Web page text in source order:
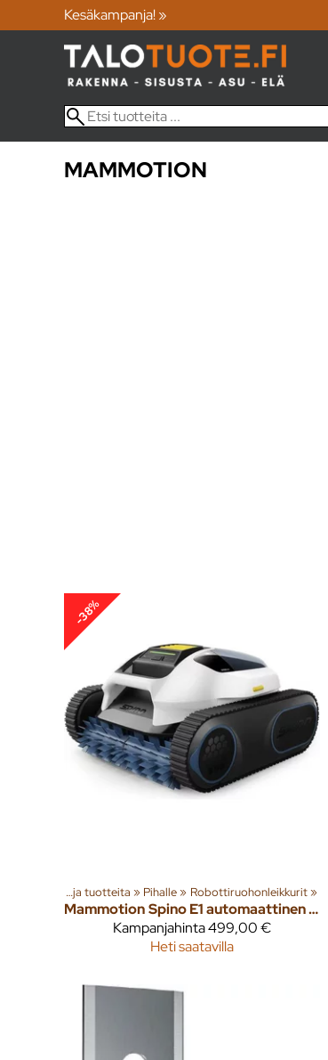
Kesäkampanja! »
MAMMOTION
-38%
Tuoteryhmiä ja tuotteita ‪» Pihalle‪» Robottiruohonleikkurit‪»
Mammotion
Spino E1 automaattinen uima-altaan puhdistusrobotti
Kampanjahinta499,00 €
Heti saatavilla